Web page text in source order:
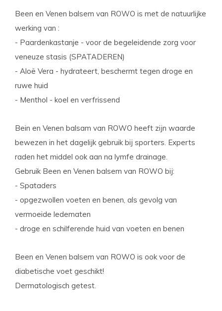
Been en Venen balsem van ROWO is met de natuurlijke
werking van :
- Paardenkastanje - voor de begeleidende zorg voor
veneuze stasis (SPATADEREN)
- Aloë Vera - hydrateert, beschermt tegen droge en
ruwe huid
- Menthol - koel en verfrissend
Bein en Venen balsam van ROWO heeft zijn waarde
bewezen in het dagelijk gebruik bij sporters. Experts
raden het middel ook aan na lymfe drainage.
Gebruik Been en Venen balsem van ROWO bij:
- Spataders
- opgezwollen voeten en benen, als gevolg van
vermoeide ledematen
- droge en schilferende huid van voeten en benen
Been en Venen balsem van ROWO is ook voor de
diabetische voet geschikt!
Dermatologisch getest.